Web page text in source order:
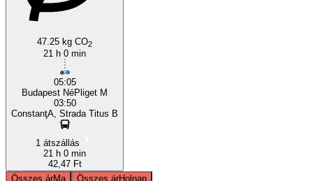
47.25 kg CO2
21 h 0 min
05:05
Budapest NéPliget M
03:50
ConstanţA, Strada Titus B
1 átszállás
21 h 0 min
42,47 Ft
Összes árMa Összes árHolnap